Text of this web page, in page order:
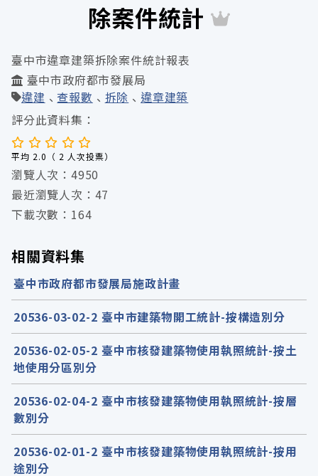
除案件統計
臺中市違章建築拆除案件統計報表
臺中市政府都市發展局
違建
查報數 拆除
違章建築
評分此資料集：
平均 2.0（ 2 人次投票）
瀏覽人次：4950
最近瀏覽人次：47
下載次數：164
相關資料集
臺中市政府都市發展局施政計畫
20536-03-02-2 臺中市建築物開工統計-按構造別分
20536-02-05-2 臺中市核發建築物使用執照統計-按土
地使用分區別分
20536-02-04-2 臺中市核發建築物使用執照統計-按層
數別分
20536-02-01-2 臺中市核發建築物使用執照統計-按用
途別分